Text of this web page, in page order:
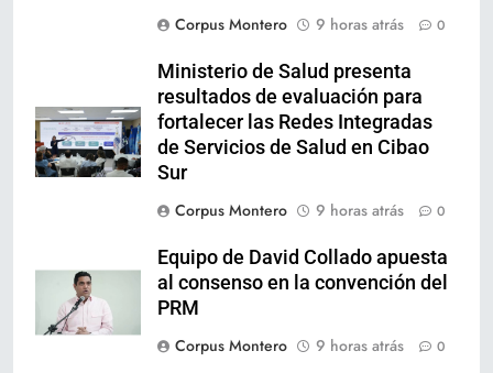
Corpus Montero
9 horas atrás 0
Ministerio de Salud presenta
resultados de evaluación para
fortalecer las Redes Integradas
de Servicios de Salud en Cibao
Sur
Corpus Montero
9 horas atrás 0
Equipo de David Collado apuesta
al consenso en la convención del
PRM
Corpus Montero
9 horas atrás 0